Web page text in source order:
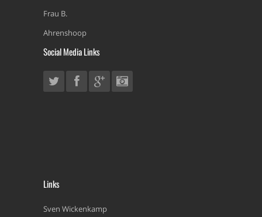
Frau B.
Ahrenshoop
Social Media Links
Links
Sven Wickenkamp